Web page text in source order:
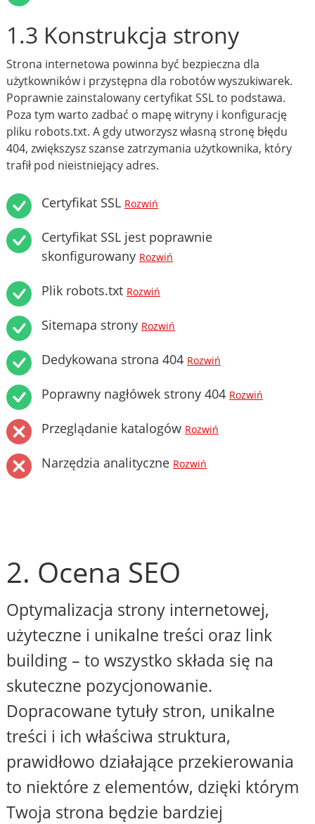
1.3 Konstrukcja strony
Strona internetowa powinna być bezpieczna dla
użytkowników i przystępna dla robotów wyszukiwarek.
Poprawnie zainstalowany certyfikat SSL to podstawa.
Poza tym warto zadbać o mapę witryny i konfigurację
pliku robots.txt. A gdy utworzysz własną stronę błędu
404, zwiększysz szanse zatrzymania użytkownika, który
trafił pod nieistniejący adres.
Certyfikat SSL Rozwiń
Certyfikat SSL jest poprawnie
skonfigurowany Rozwiń
Plik robots.txt Rozwiń
Sitemapa strony Rozwiń
Dedykowana strona 404 Rozwiń
Poprawny nagłówek strony 404 Rozwiń
Przeglądanie katalogów Rozwiń
Narzędzia analityczne Rozwiń
2. Ocena SEO
Optymalizacja strony internetowej,
użyteczne i unikalne treści oraz link
building – to wszystko składa się na
skuteczne pozycjonowanie.
Dopracowane tytuły stron, unikalne
treści i ich właściwa struktura,
prawidłowo działające przekierowania
to niektóre z elementów, dzięki którym
Twoja strona będzie bardziej